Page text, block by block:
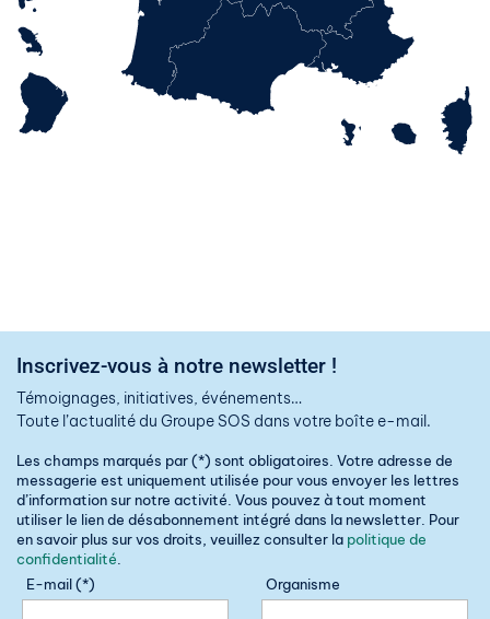
Inscrivez-vous à notre newsletter !
Témoignages, initiatives, événements…
Toute l’actualité du Groupe SOS dans votre boîte e-mail.
Les champs marqués par (*) sont obligatoires. Votre adresse de
messagerie est uniquement utilisée pour vous envoyer les lettres
d’information sur notre activité. Vous pouvez à tout moment
utiliser le lien de désabonnement intégré dans la newsletter. Pour
en savoir plus sur vos droits, veuillez consulter la politique de
confidentialité
E-mail (*)
Organisme